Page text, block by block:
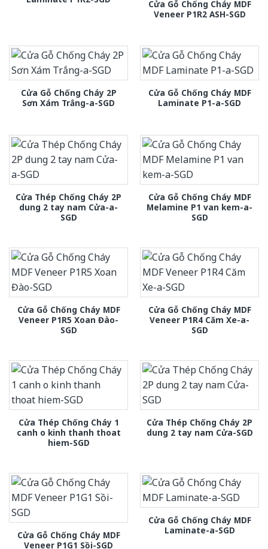
Cửa Gỗ Chống Cháy MDF
Veneer P1R2 ASH-SGD
Cửa Gỗ Chống Cháy 2P
Sơn Xám Trắng-a-SGD
Cửa Gỗ Chống Cháy MDF
Laminate P1-a-SGD
Cửa Thép Chống Cháy 2P
dung 2 tay nam Cửa-a-
SGD
Cửa Gỗ Chống Cháy MDF
Melamine P1 van kem-a-
SGD
Cửa Gỗ Chống Cháy MDF
Veneer P1R5 Xoan Đào-
SGD
Cửa Gỗ Chống Cháy MDF
Veneer P1R4 Căm Xe-a-
SGD
Cửa Thép Chống Cháy 1
canh o kinh thanh thoat
hiem-SGD
Cửa Thép Chống Cháy 2P
dung 2 tay nam Cửa-SGD
Cửa Gỗ Chống Cháy MDF
Veneer P1G1 Sồi-SGD
Cửa Gỗ Chống Cháy MDF
Laminate-a-SGD